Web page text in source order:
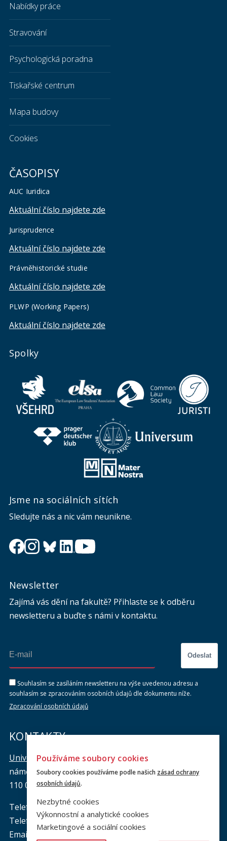
Nabídky práce
Stravování
Psychologická poradna
Tiskařské centrum
Mapa budovy
Cookies
ČASOPISY
AUC Iuridica
Aktuální číslo najdete zde
Jurisprudence
Aktuální číslo najdete zde
Právněhistorické studie
Aktuální číslo najdete zde
PLWP (Working Papers)
Aktuální číslo najdete zde
Spolky
Jsme na sociálních sítích
Sledujte nás a nic vám neunikne.
Newsletter
Zajímá vás dění na fakultě? Přihlaste se k odběru
newsletteru a buďte s námi v kontaktu.
Odeslat
Souhlasím se zasíláním newsletteru na výše uvedenou adresu a
souhlasím se zpracováním osobních údajů dle dokumentu níže.
Zpracování osobních údajů
KONTAKTY
Univerzita Karlova, Právnická fakulta
náměstí Curieových 901/7, Staré Město
110 00 Praha 1
Telefon: +420 221 005 111
Telefon podatelna: +420 221 005 264
Email podatelna: podatelna@prf.cuni.cz
Používáme soubory cookies
Soubory cookies používáme podle našich zásad ochrany
osobních údajů.
Nezbytné cookies
Výkonnostní a analytické cookies
Marketingové a sociální cookies